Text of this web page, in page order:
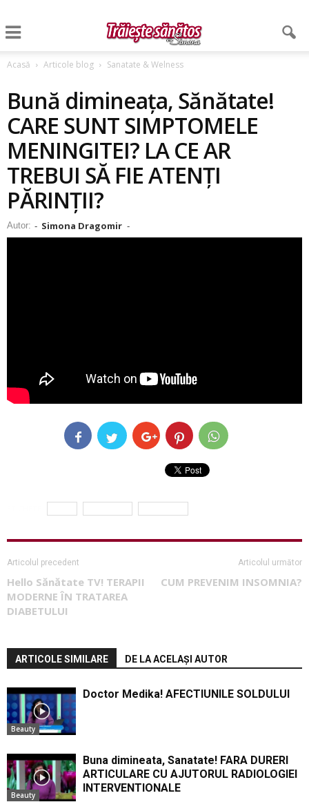
Acasă Articole blog Sanatate & Welness
Bună dimineața, Sănătate!
CARE SUNT SIMPTOMELE
MENINGITEI? LA CE AR
TREBUI SĂ FIE ATENȚI
PĂRINȚII?
Autor: - Simona Dragomir -
Articolul precedent
Hello Sănătate TV! TERAPII
MODERNE ÎN TRATAREA
DIABETULUI
Articolul următor
CUM PREVENIM INSOMNIA?
ARTICOLE SIMILARE DE LA ACELAȘI AUTOR
Beauty
Doctor Medika! AFECTIUNILE SOLDULUI
Beauty
Buna dimineata, Sanatate! FARA DURERI
ARTICULARE CU AJUTORUL RADIOLOGIEI
INTERVENTIONALE